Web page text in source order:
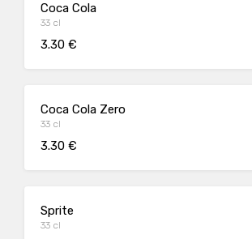
Coca Cola
33 cl
3.30 €
Coca Cola Zero
33 cl
3.30 €
Sprite
33 cl